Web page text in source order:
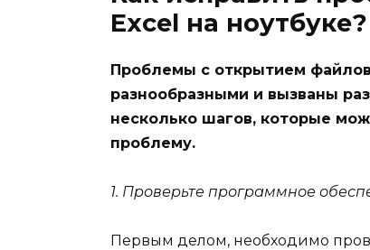
Excel на ноутбуке?
Проблемы с открытием
разнообразными и вызваны
несколько шагов, которые
проблему.
1. Проверьте программное
Первым делом, необходимо